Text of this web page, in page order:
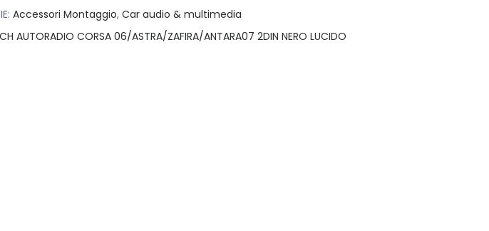
Accessori Montaggio, Car audio & multimedia
AUTORADIO CORSA 06/ASTRA/ZAFIRA/ANTARA07 2DIN NERO LUCIDO